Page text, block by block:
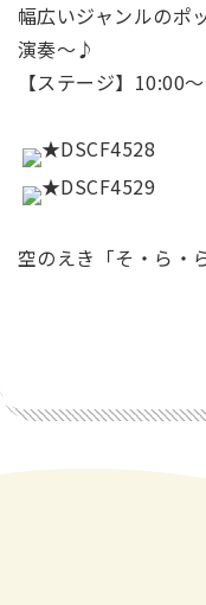
幅広いジャンルのポ
演奏～♪
【ステージ】10:00
空のえき「そ・ら・